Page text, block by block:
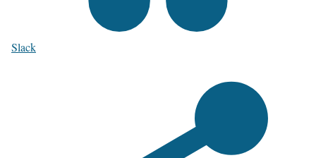
Slack